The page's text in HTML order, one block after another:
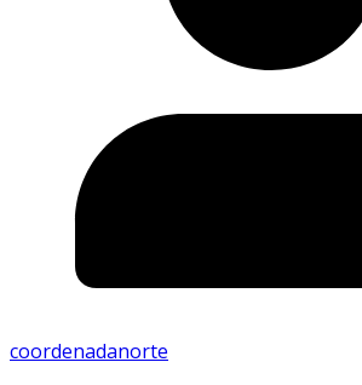
coordenadanorte